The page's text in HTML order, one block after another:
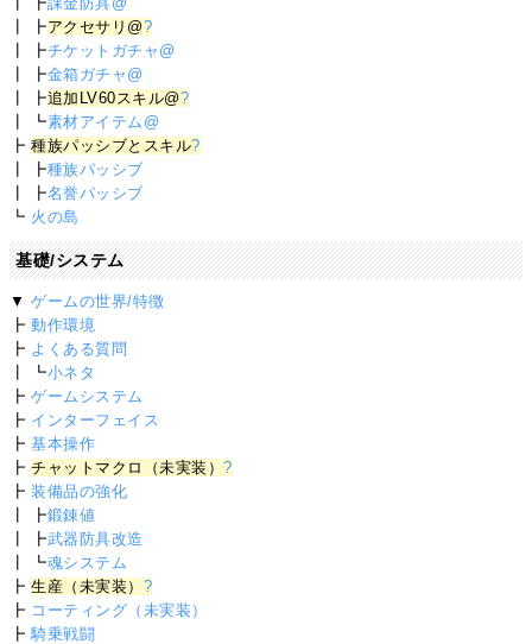
┃ ┣アクセサリ@?
┃ ┣チケットガチャ@
┃ ┣金箱ガチャ@
┃ ┣追加LV60スキル@?
┃ ┗素材アイテム@
┣種族パッシブとスキル?
┃ ┣種族パッシブ
┃ ┣名誉パッシブ
┗ 火の島
基礎/システム
▼ゲームの世界/特徴
┣動作環境
┣ よくある質問
┃ ┗小ネタ
┣ゲームシステム
┣ インターフェイス
┣基本操作
┣チャットマクロ（未実装）?
┣装備品の強化
┃ ┣鍛錬値
┃ ┣武器防具改造
┃ ┗魂システム
┣生産（未実装） ?
┣ コーティング（未実装）
┣騎乗戦闘